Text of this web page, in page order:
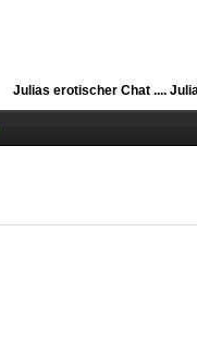
Julias erotischer Chat ....